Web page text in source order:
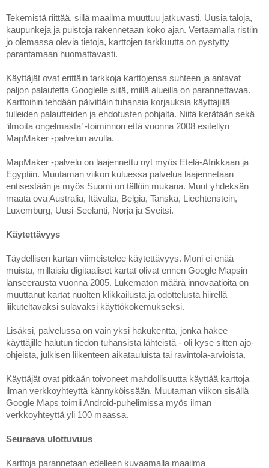
Tekemistä riittää, sillä maailma muuttuu jatkuvasti. Uusia taloja,
kaupunkeja ja puistoja rakennetaan koko ajan. Vertaamalla ristiin
jo olemassa olevia tietoja, karttojen tarkkuutta on pystytty
parantamaan huomattavasti.
Käyttäjät ovat erittäin tarkkoja karttojensa suhteen ja antavat
paljon palautetta Googlelle siitä, millä alueilla on parannettavaa.
Karttoihin tehdään päivittäin tuhansia korjauksia käyttäjiltä
tulleiden palautteiden ja ehdotusten pohjalta. Niitä kerätään sekä
‘ilmoita ongelmasta’ -toiminnon että vuonna 2008 esitellyn
MapMaker -palvelun avulla.
MapMaker -palvelu on laajennettu nyt myös Etelä-Afrikkaan ja
Egyptiin. Muutaman viikon kuluessa palvelua laajennetaan
entisestään ja myös Suomi on tällöin mukana. Muut yhdeksän
maata ova Australia, Itävalta, Belgia, Tanska, Liechtenstein,
Luxemburg, Uusi-Seelanti, Norja ja Sveitsi.
Käytettävyys
Täydellisen kartan viimeistelee käytettävyys. Moni ei enää
muista, millaisia digitaaliset kartat olivat ennen Google Mapsin
lanseerausta vuonna 2005. Lukematon määrä innovaatioita on
muuttanut kartat nuolten klikkailusta ja odottelusta hiirellä
liikuteltavaksi sulavaksi käyttökokemukseksi.
Lisäksi, palvelussa on vain yksi hakukenttä, jonka hakee
käyttäjille halutun tiedon tuhansista lähteistä - oli kyse sitten ajo-
ohjeista, julkisen liikenteen aikatauluista tai ravintola-arvioista.
Käyttäjät ovat pitkään toivoneet mahdollisuutta käyttää karttoja
ilman verkkoyhteyttä kännyköissään. Muutaman viikon sisällä
Google Maps toimii Android-puhelimissa myös ilman
verkkoyhteyttä yli 100 maassa.
Seuraava ulottuvuus
Karttoja parannetaan edelleen kuvaamalla maailma